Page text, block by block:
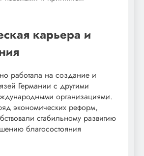
карьера и
работала на создание и
Германии с другими
организациями.
экономических реформ,
стабильному развитию
благосостояния